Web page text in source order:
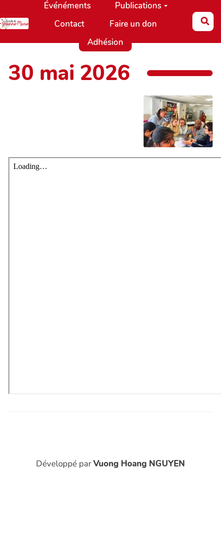
Aller au contenu principal
Événéments
Publications
Contact
Faire un don
Adhésion
30 mai 2026
Développé parVuong Hoang NGUYEN